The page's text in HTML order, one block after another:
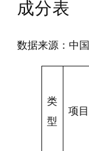
成分表
数据来源：中
类
型
项目